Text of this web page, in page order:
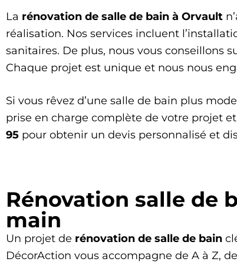
La rénovation de salle de bain à Orvault
réalisation. Nos services incluent
sanitaires. De plus, nous vous conseillons
Chaque projet est unique et nous nous
Si vous rêvez d’une salle de bain plus
prise en charge complète de votre projet
95 pour obtenir un devis personnalisé et
Rénovation salle de
main
Un projet de rénovation de salle de bain
DécorAction vous accompagne de A à Z,